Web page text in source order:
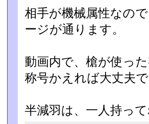
相手が機械属性なの
ージが通ります。
動画内で、槍が使っ
称号かえれば大丈夫で
半減羽は、一人持っ